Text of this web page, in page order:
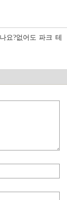
요?없어도 파크 테